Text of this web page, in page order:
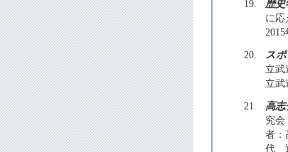
19.
歴史
に応
20.
スポ
立武
立武
21.
高
究会
者：
代